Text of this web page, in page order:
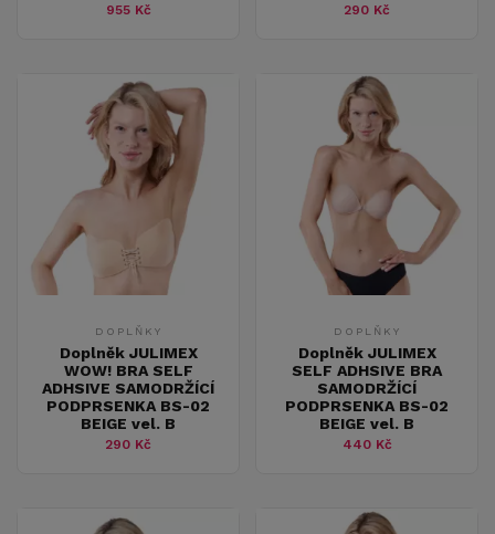
955 Kč 290 Kč
DOPLŇKY
Doplněk JULIMEX
WOW! BRA SELF
ADHSIVE SAMODRŽÍCÍ
PODPRSENKA BS-02
BEIGE vel. B
290 Kč
DOPLŇKY
Doplněk JULIMEX
SELF ADHSIVE BRA
SAMODRŽÍCÍ
PODPRSENKA BS-02
BEIGE vel. B
440 Kč